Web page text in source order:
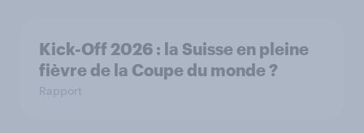
Kick-Off 2026 : la Suisse en pleine
fièvre de la Coupe du monde ?
Rapport